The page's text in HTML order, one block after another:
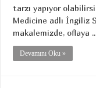
tarzı yapıyor
Medicine adlı İngiliz
makalemizde, oflaya
Devamını Oku »